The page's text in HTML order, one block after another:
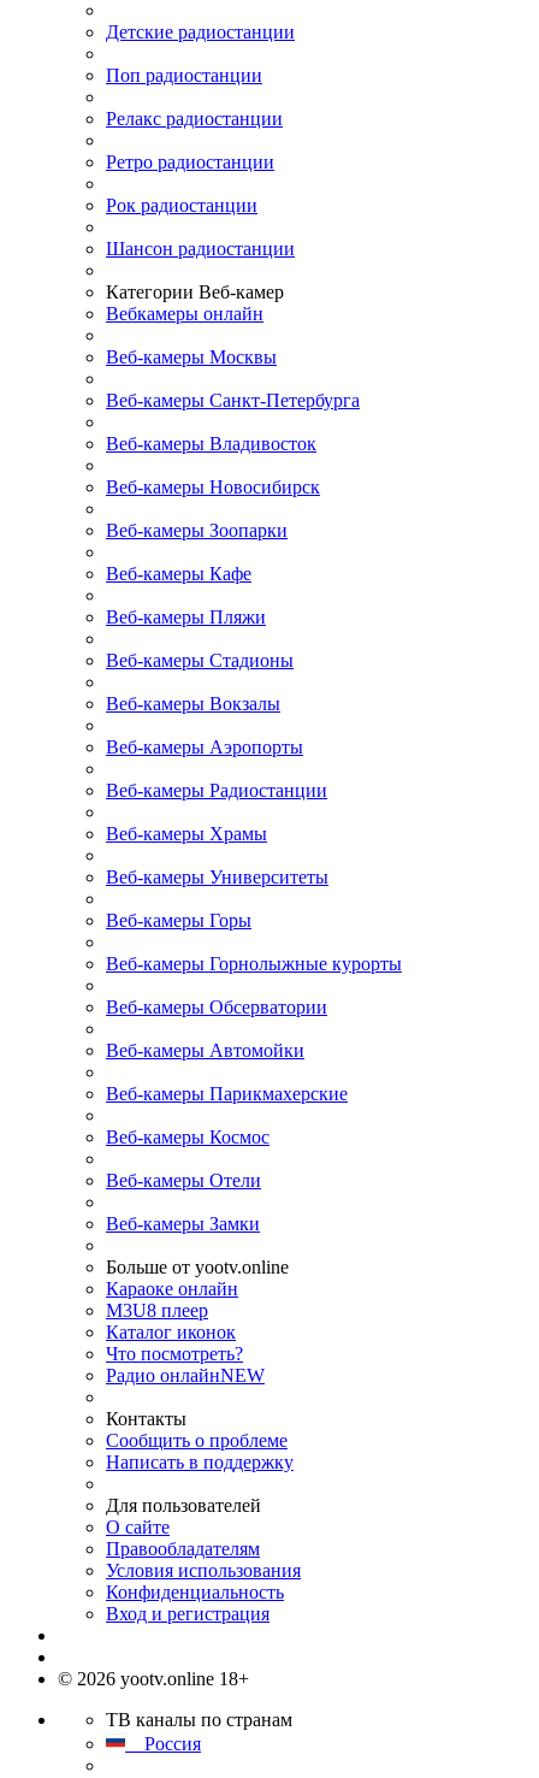
Детские радиостанции
Поп радиостанции
Релакс радиостанции
Ретро радиостанции
Рок радиостанции
Шансон радиостанции
Категории Веб-камер
Вебкамеры онлайн
Веб-камеры Москвы
Веб-камеры Санкт-Петербурга
Веб-камеры Владивосток
Веб-камеры Новосибирск
Веб-камеры Зоопарки
Веб-камеры Кафе
Веб-камеры Пляжи
Веб-камеры Стадионы
Веб-камеры Вокзалы
Веб-камеры Аэропорты
Веб-камеры Радиостанции
Веб-камеры Храмы
Веб-камеры Университеты
Веб-камеры Горы
Веб-камеры Горнолыжные курорты
Веб-камеры Обсерватории
Веб-камеры Автомойки
Веб-камеры Парикмахерские
Веб-камеры Космос
Веб-камеры Отели
Веб-камеры Замки
Больше от yootv.online
Караоке онлайн
M3U8 плеер
Каталог иконок
Что посмотреть?
Радио онлайнNEW
Контакты
Сообщить о проблеме
Написать в поддержку
Для пользователей
О сайте
Правообладателям
Условия использования
Конфиденциальность
Вход и регистрация
© 2026 yootv.online 18+
ТВ каналы по странам
Россия